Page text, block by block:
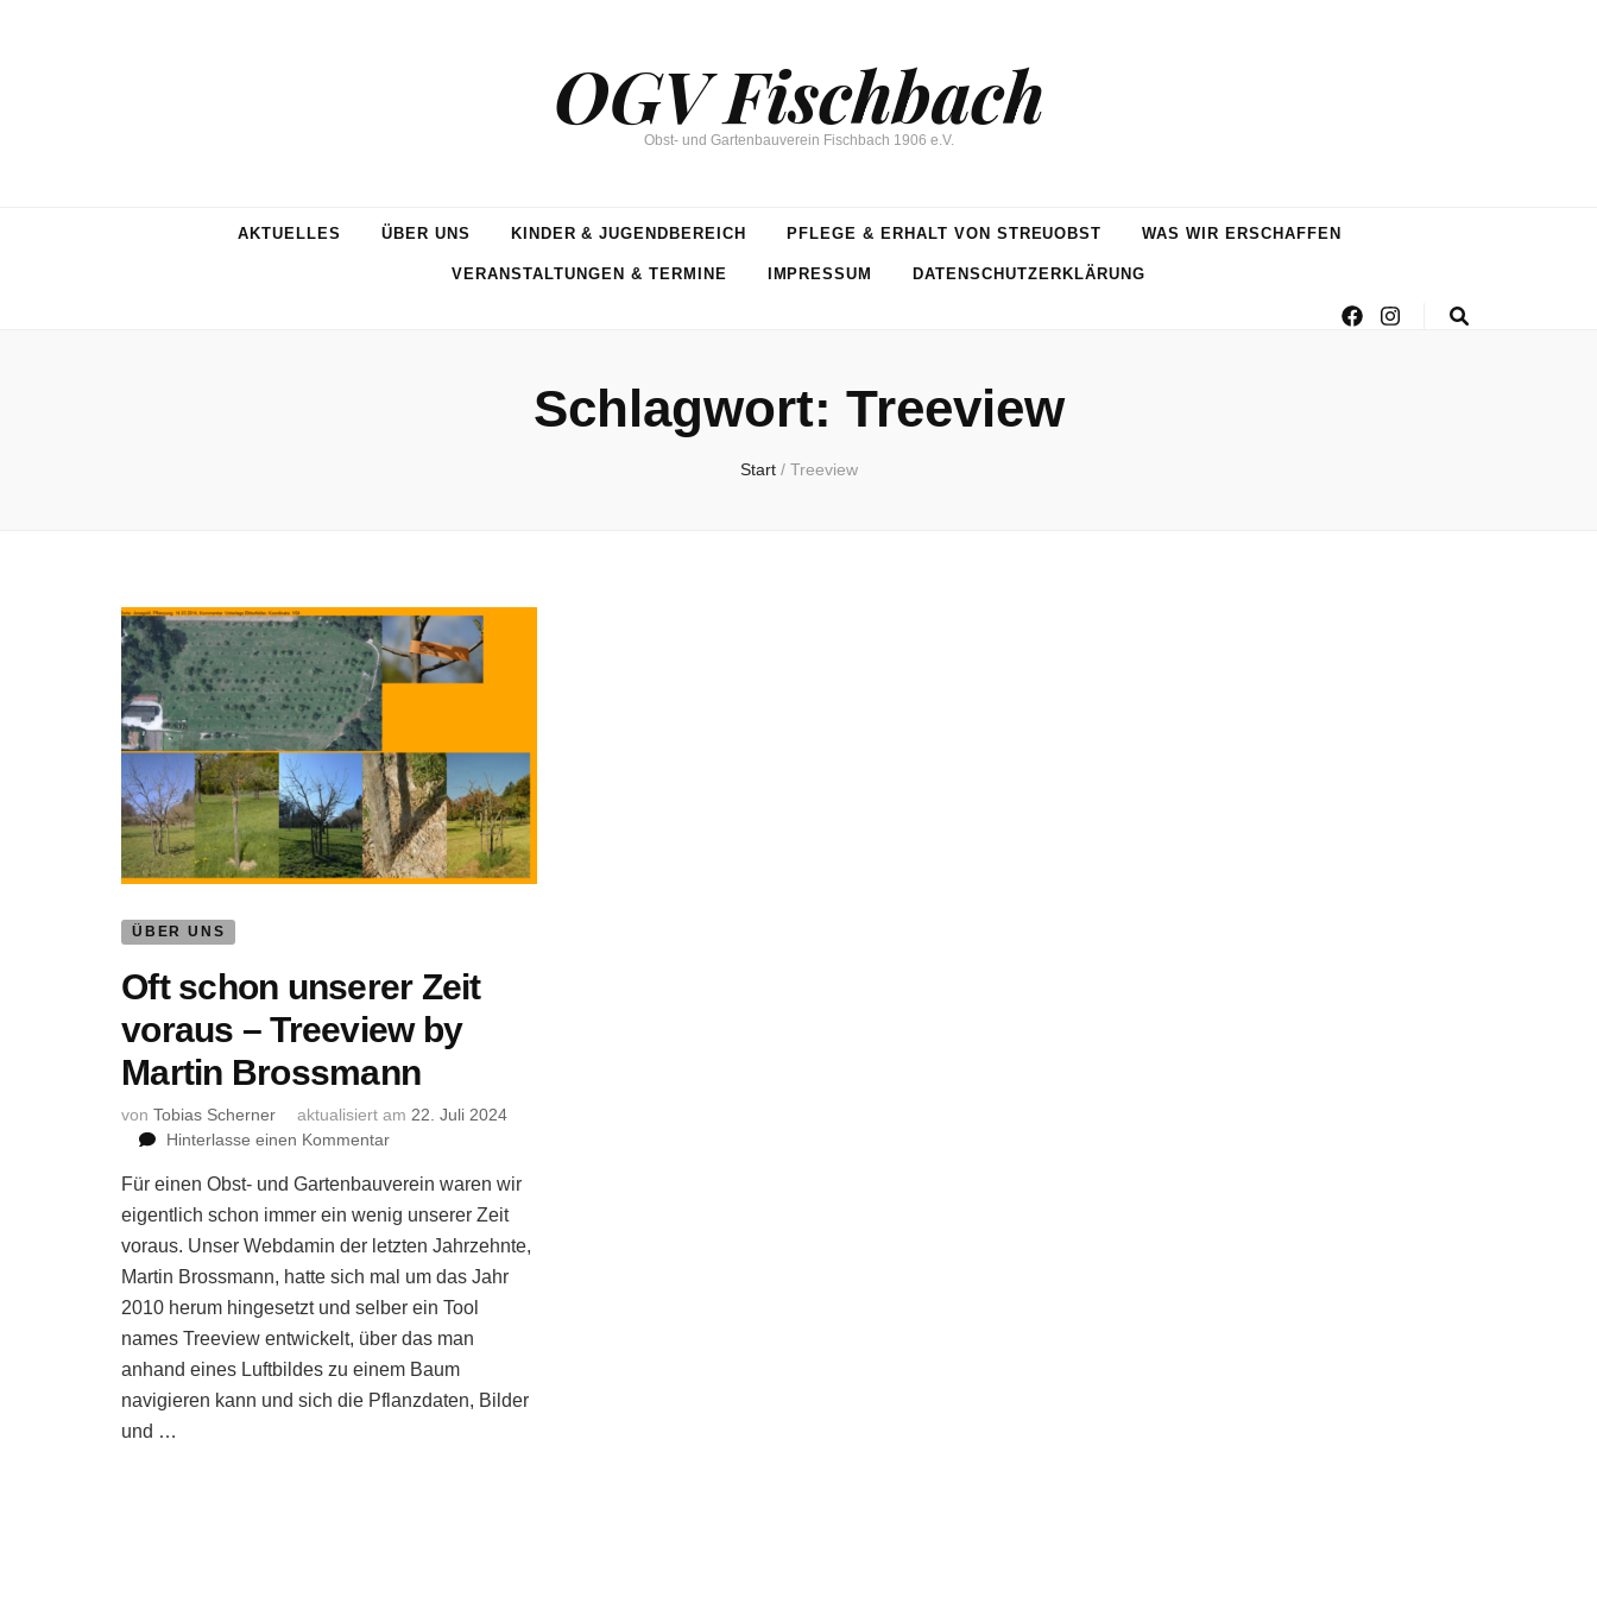
OGV Fischbach
Obst- und Gartenbauverein Fischbach 1906 e.V.
AKTUELLES ÜBER UNS KINDER & JUGENDBEREICH PFLEGE & ERHALT VON STREUOBST WAS WIR ERSCHAFFEN
VERANSTALTUNGEN & TERMINE IMPRESSUM DATENSCHUTZERKLÄRUNG
Schlagwort: Treeview
Start / Treeview
ÜBER UNS
Oft schon unserer Zeit
voraus – Treeview by
Martin Brossmann
von Tobias Scherner aktualisiert am 22. Juli 2024
Hinterlasse einen Kommentarzu
schon
unserer
Zeit
–
Treeview
by
Martin
Für einen Obst- und Gartenbauverein waren wir
eigentlich schon immer ein wenig unserer Zeit
voraus. Unser Webdamin der letzten Jahrzehnte,
Martin Brossmann, hatte sich mal um das Jahr
2010 herum hingesetzt und selber ein Tool
names Treeview entwickelt, über das man
anhand eines Luftbildes zu einem Baum
navigieren kann und sich die Pflanzdaten, Bilder
und …